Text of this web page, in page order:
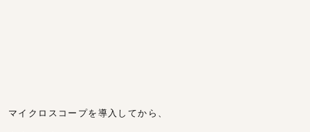
マイクロスコープを導入してから、